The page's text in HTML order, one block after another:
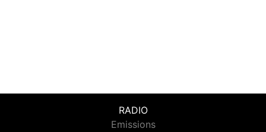
RADIO
Emissions